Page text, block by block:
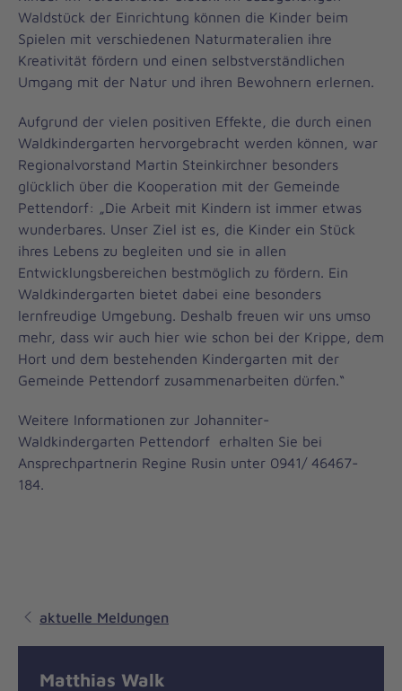
Waldstück der Einrichtung können die Kinder beim
Spielen mit verschiedenen Naturmateralien ihre
Kreativität fördern und einen selbstverständlichen
Umgang mit der Natur und ihren Bewohnern erlernen.
Aufgrund der vielen positiven Effekte, die durch einen
Waldkindergarten hervorgebracht werden können, war
Regionalvorstand Martin Steinkirchner besonders
glücklich über die Kooperation mit der Gemeinde
Pettendorf: „Die Arbeit mit Kindern ist immer etwas
wunderbares. Unser Ziel ist es, die Kinder ein Stück
ihres Lebens zu begleiten und sie in allen
Entwicklungsbereichen bestmöglich zu fördern. Ein
Waldkindergarten bietet dabei eine besonders
lernfreudige Umgebung. Deshalb freuen wir uns umso
mehr, dass wir auch hier wie schon bei der Krippe, dem
Hort und dem bestehenden Kindergarten mit der
Gemeinde Pettendorf zusammenarbeiten dürfen.“
Weitere Informationen zur Johanniter-
Waldkindergarten Pettendorf erhalten Sie bei
Ansprechpartnerin Regine Rusin unter 0941/ 46467-
184.
aktuelle Meldungen
Matthias Walk